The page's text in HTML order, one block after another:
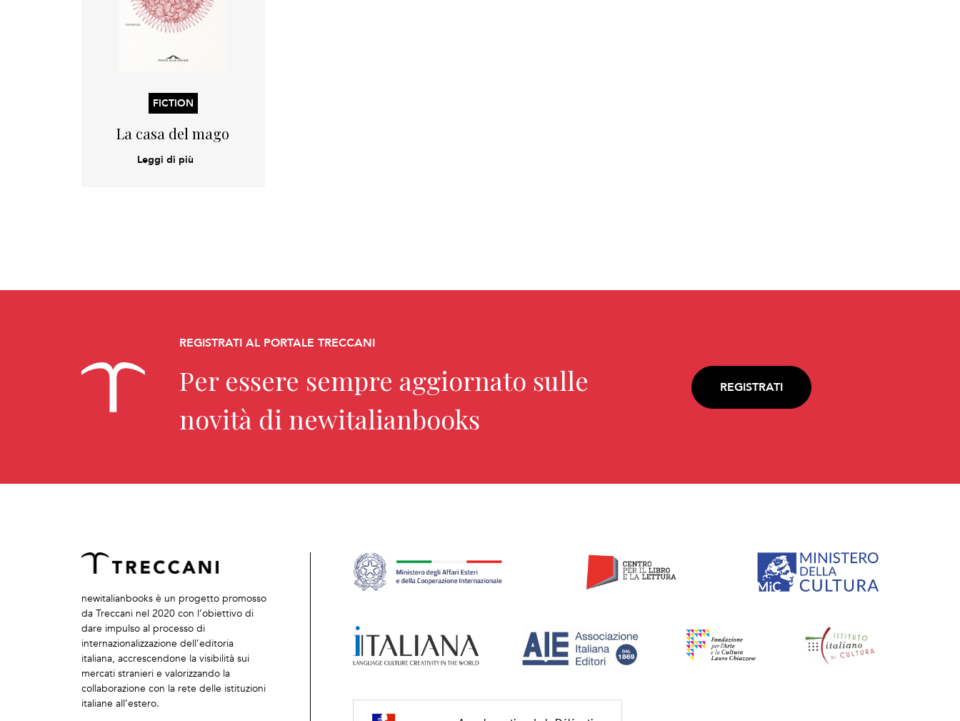
FICTION
La casa del mago
Leggi di più
REGISTRATI AL PORTALE TRECCANI
Per essere sempre aggiornato sulle
novità di newitalianbooks
REGISTRATI
newitalianbooks è un progetto promosso
da Treccani nel 2020 con l’obiettivo di
dare impulso al processo di
internazionalizzazione dell’editoria
italiana, accrescendone la visibilità sui
mercati stranieri e valorizzando la
collaborazione con la rete delle istituzioni
italiane all’estero.